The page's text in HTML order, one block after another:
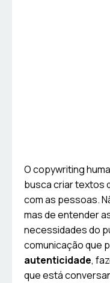
O copywriting
busca criar textos
com as pessoas.
mas de entender
necessidades do
comunicação que
autenticidade,
que está